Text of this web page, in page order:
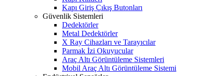
Kapı Giriş Çıkış Butonları
Güvenlik Sistemleri
Dedektörler
Metal Dedektörler
X Ray Cihazları ve Tarayıcılar
Parmak İzi Okuyucular
Araç Altı Görüntüleme Sistemleri
Mobil Araç Altı Görüntüleme Sistemi